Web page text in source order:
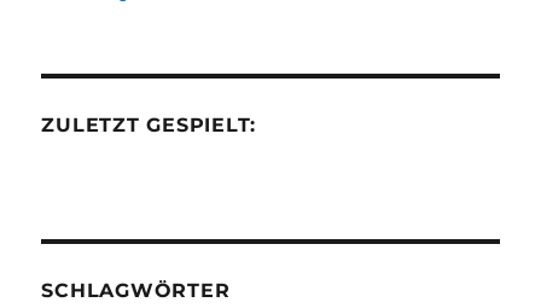
ZULETZT GESPIELT:
SCHLAGWÖRTER